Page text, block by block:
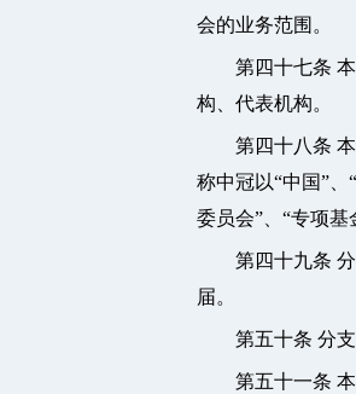
会的业务范围。
第四十七条
构、代表机构。
第四十八条
称中冠以“中国”、
委员会”、“专项基
第四十九条
届。
第五十条 分
第五十一条